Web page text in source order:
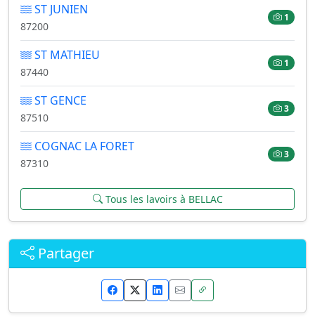
ST JUNIEN
87200
1
ST MATHIEU
87440
1
ST GENCE
87510
3
COGNAC LA FORET
87310
3
Tous les lavoirs à BELLAC
Partager